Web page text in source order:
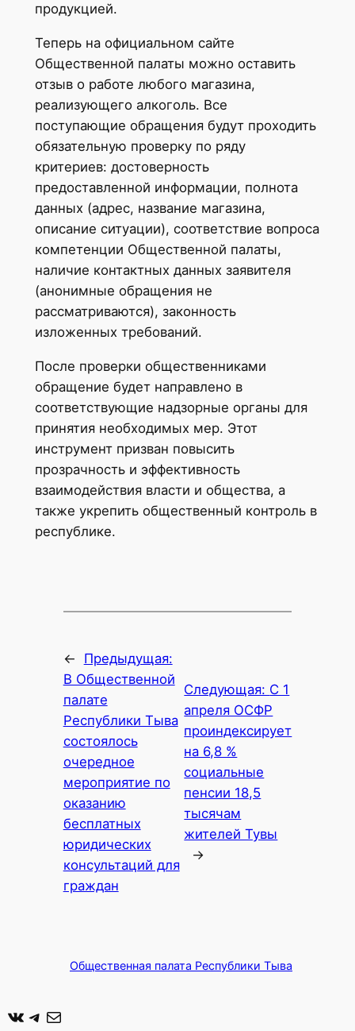
продукцией.
Теперь на официальном сайте
Общественной палаты можно оставить
отзыв о работе любого магазина,
реализующего алкоголь. Все
поступающие обращения будут проходить
обязательную проверку по ряду
критериев: достоверность
предоставленной информации, полнота
данных (адрес, название магазина,
описание ситуации), соответствие вопроса
компетенции Общественной палаты,
наличие контактных данных заявителя
(анонимные обращения не
рассматриваются), законность
изложенных требований.
После проверки общественниками
обращение будет направлено в
соответствующие надзорные органы для
принятия необходимых мер. Этот
инструмент призван повысить
прозрачность и эффективность
взаимодействия власти и общества, а
также укрепить общественный контроль в
республике.
←
Предыдущая:
В Общественной
палате
Республики Тыва
состоялось
очередное
мероприятие по
оказанию
бесплатных
юридических
консультаций для
граждан
Следующая: С 1
апреля ОСФР
проиндексирует
на 6,8 %
социальные
пенсии 18,5
тысячам
жителей Тувы
→
Общественная палата Республики Тыва
ВКонтакте Telegram Почта